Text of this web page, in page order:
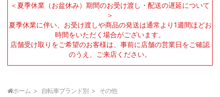
＜夏季休業（お盆休み）期間のお受け渡し・配送の遅延について
＞
夏季休業に伴い、お受け渡しや商品の発送は通常より1週間ほどお
時間をいただく場合がございます。
店舗受け取りをご希望のお客様は、事前に店舗の営業日をご確認
のうえ、ご来店ください。
ホーム 自転車ブランド別 その他